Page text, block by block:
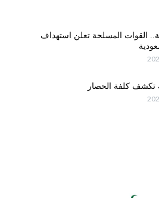
القوات المسلحة تعلن استهداف
تكشف كلفة الحصار